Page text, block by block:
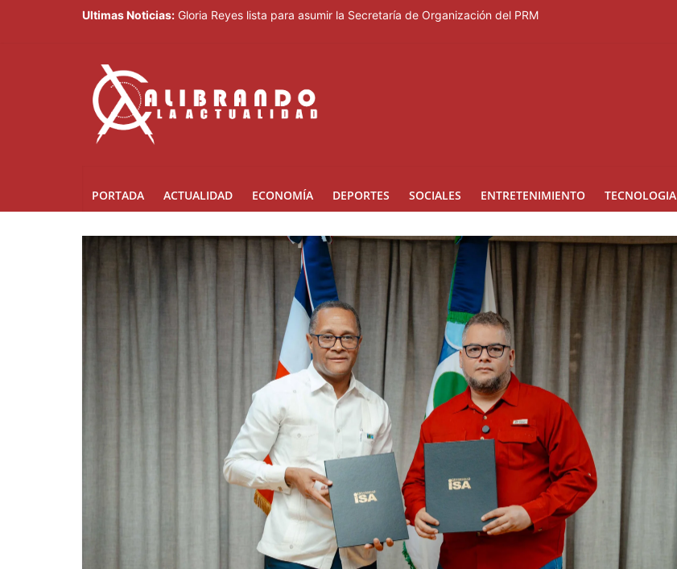
Ultimas Noticias: Gloria Reyes lista para asumir la Secretaría de Organización del PRM
PORTADA ACTUALIDAD ECONOMÍA DEPORTES SOCIALES ENTRETENIMIENTO TECNOLOGIA